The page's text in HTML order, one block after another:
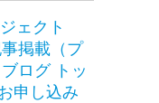
ェクト
掲載（プ
ブログ トッ
申し込み